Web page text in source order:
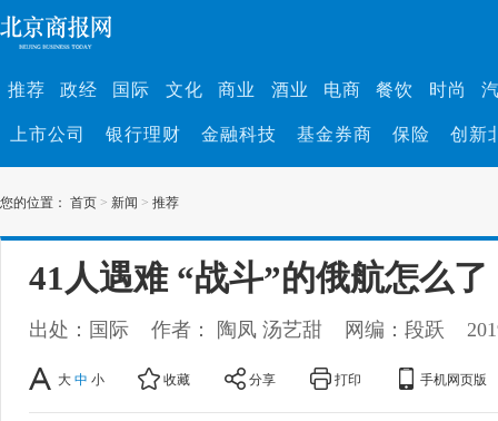
推荐 政经 国际 文化 商业 酒业 电商 餐饮 时尚
上市公司 银行理财 金融科技 基金券商 保险 创新
您的位置： 首页 > 新闻 > 推荐
41人遇难 “战斗”的俄航怎么了
出处：国际 作者： 陶凤 汤艺甜 网编：段跃
大 中 小 收藏 分享 打印 手机网页版